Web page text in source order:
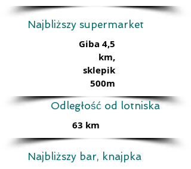
Odległość od lotniska
63 km
Najbliższy supermarket
Giba 4,5
km,
sklepik
500m
Najbliższy bar, knajpka